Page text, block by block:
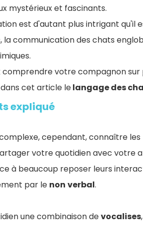
mystérieux et fascinants.
est d'autant plus intrigant qu'il
communication des chats
comprendre votre compagnon
cet article lelangage des
expliqué
cependant, connaître
votre quotidien avec votre
à beaucoup reposer leurs
par le non verbal.
une combinaison devocalises